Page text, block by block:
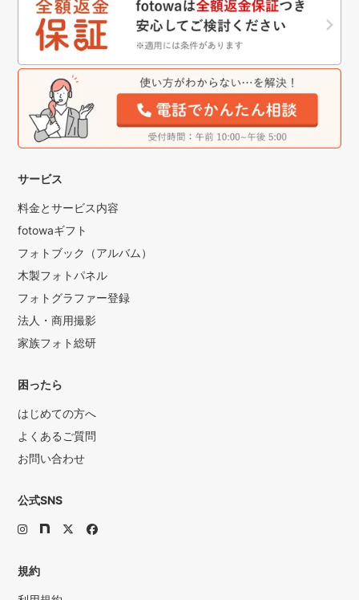
サービス
料金とサービス内容
fotowaギフト
フォトブック（アルバム）
木製フォトパネル
フォトグラファー登録
法人・商用撮影
家族フォト総研
困ったら
はじめての方へ
よくあるご質問
お問い合わせ
公式SNS
規約